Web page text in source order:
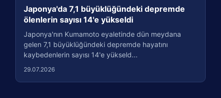
Japonya'da 7,1 büyüklüğündeki depremde
ölenlerin sayısı 14'e yükseldi
Japonya'nın Kumamoto eyaletinde dün meydana
gelen 7,1 büyüklüğündeki depremde hayatını
kaybedenlerin sayısı 14'e yükseld...
29.07.2026